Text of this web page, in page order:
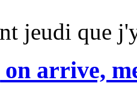
jeudi que
arrive,